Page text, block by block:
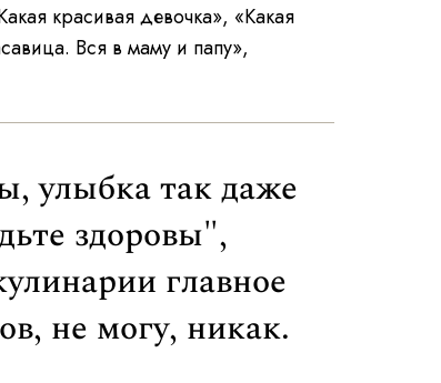
красивая девочка», «Какая
Вся в маму и папу»,
улыбка так даже
здоровы",
главное
не могу, никак.